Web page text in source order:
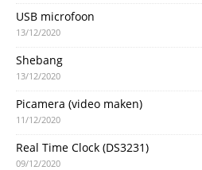
USB microfoon
13/12/2020
Shebang
13/12/2020
Picamera (video maken)
11/12/2020
Real Time Clock (DS3231)
09/12/2020